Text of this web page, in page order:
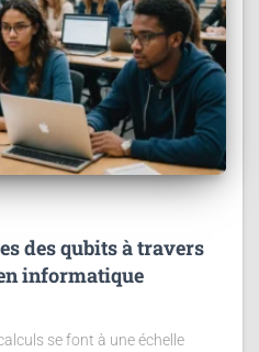
des qubits à travers
informatique
se font à une échelle